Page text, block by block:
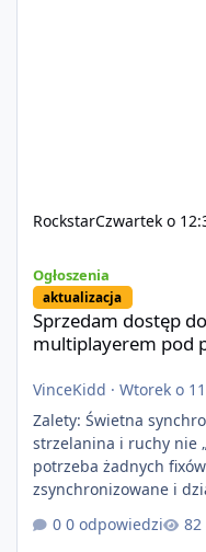
RockstarCzwartek o
Ogłoszenia
aktualizacja
Sprzedam dostęp
multiplayerem pod
VinceKidd · Wtorek o
Zalety: Świetna
strzelanina i ruchy nie
potrzeba żadnych
zsynchronizowane i działa stabilnie)
+ solidny antycheat na
pisanie własnych
0 odpowiedzi